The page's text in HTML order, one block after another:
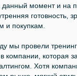
данный момент и на
готовность,
и покупкам.
мы провели
компании, которая
Хотя